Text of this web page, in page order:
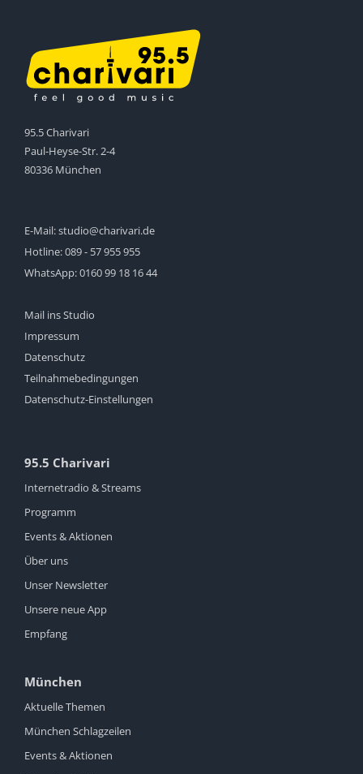
95.5 Charivari
Paul-Heyse-Str. 2-4
80336 München
E-Mail:studio@charivari.de
Hotline:089 - 57 955 955
WhatsApp:0160 99 18 16 44
Mail ins Studio
Impressum
Datenschutz
Teilnahmebedingungen
Datenschutz-Einstellungen
95.5 Charivari
Internetradio & Streams
Programm
Events & Aktionen
Über uns
Unser Newsletter
Unsere neue App
Empfang
München
Aktuelle Themen
München Schlagzeilen
Events & Aktionen